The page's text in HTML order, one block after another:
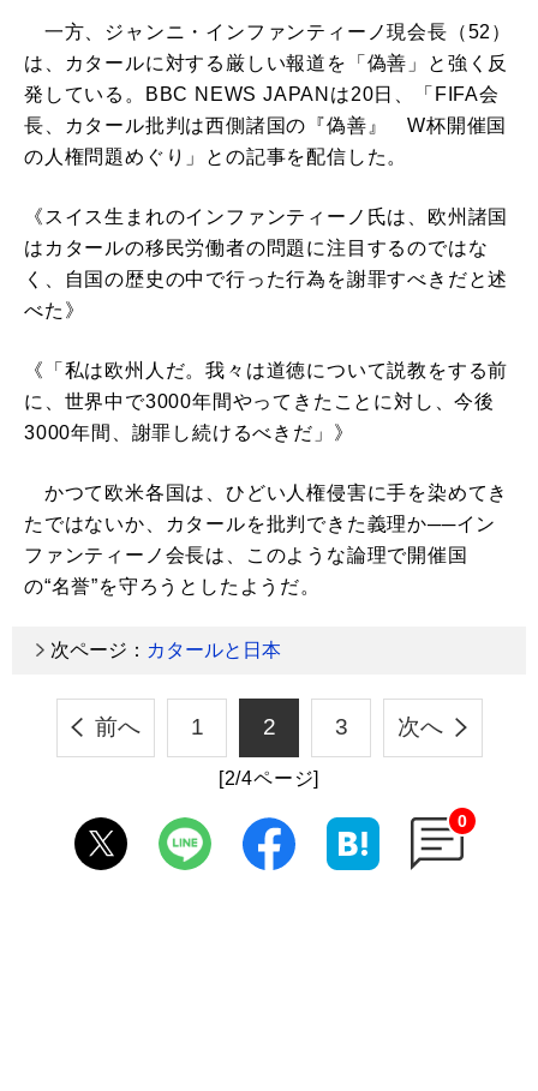
一方、ジャンニ・インファンティーノ現会長（52）
は、カタールに対する厳しい報道を「偽善」と強く反
発している。BBC NEWS JAPANは20日、「FIFA会
長、カタール批判は西側諸国の『偽善』 W杯開催国
の人権問題めぐり」との記事を配信した。
《スイス生まれのインファンティーノ氏は、欧州諸国
はカタールの移民労働者の問題に注目するのではな
く、自国の歴史の中で行った行為を謝罪すべきだと述
べた》
《「私は欧州人だ。我々は道徳について説教をする前
に、世界中で3000年間やってきたことに対し、今後
3000年間、謝罪し続けるべきだ」》
かつて欧米各国は、ひどい人権侵害に手を染めてき
たではないか、カタールを批判できた義理か──イン
ファンティーノ会長は、このような論理で開催国
の“名誉”を守ろうとしたようだ。
次ページ： カタールと日本
前へ 1 2 3 次へ
[2/4ページ]
0